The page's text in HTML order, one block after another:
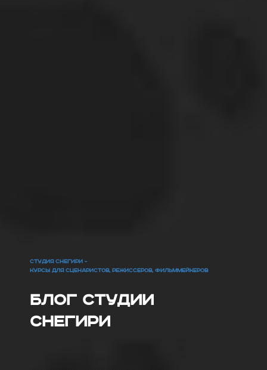
СТУДИЯ СНЕГИРИ -
КУРСЫ ДЛЯ СЦЕНАРИСТОВ, РЕЖИССЕРОВ, ФИЛЬММЕЙКЕРОВ
Блог Студии
Снегири